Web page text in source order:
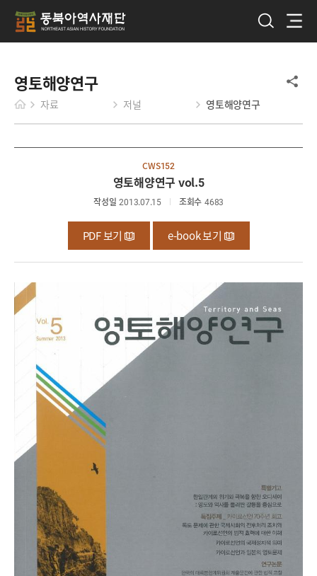
영토해양연구
자료 저널 영토해양연구
CWS152
영토해양연구 vol.5
작성일 2013.07.15 조회수 4683
PDF 보기 e-book 보기